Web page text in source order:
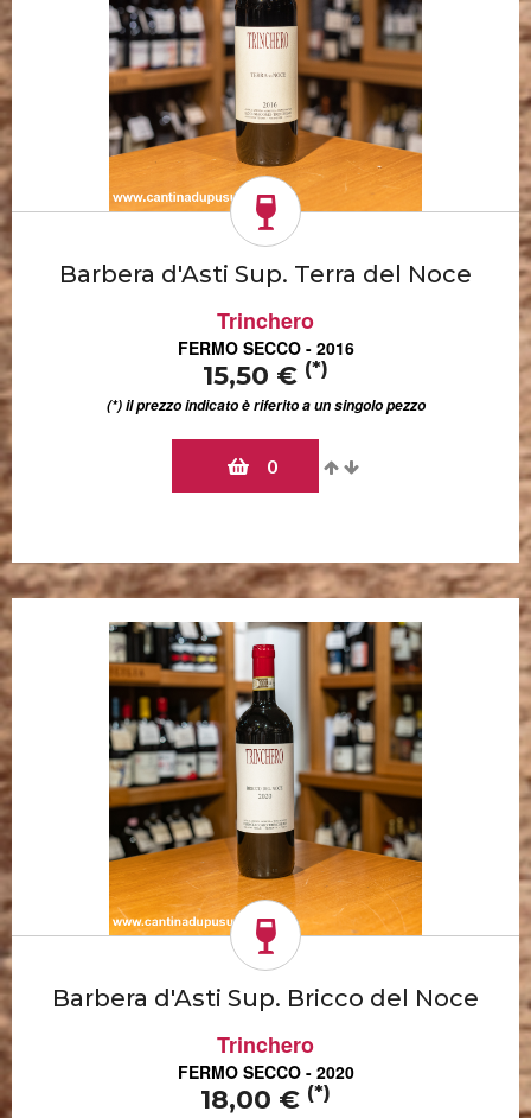
Barbera d'Asti Sup. Terra del Noce
Trinchero
FERMO SECCO - 2016
15,50 € (*)
(*) il prezzo indicato è riferito a un singolo pezzo
0
Barbera d'Asti Sup. Bricco del Noce
Trinchero
FERMO SECCO - 2020
18,00 € (*)